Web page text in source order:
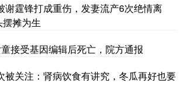
谢霆锋打成重伤，发妻流产6次绝情离
摊为生
接受基因编辑后死亡，院方通报
被关注：肾病饮食有讲究，冬瓜再好也要